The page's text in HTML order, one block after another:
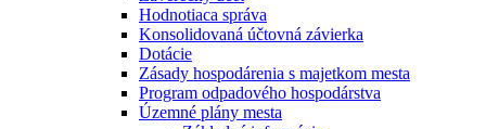
Hodnotiaca správa
Konsolidovaná účtovná závierka
Dotácie
Zásady hospodárenia s majetkom mesta
Program odpadového hospodárstva
Územné plány mesta